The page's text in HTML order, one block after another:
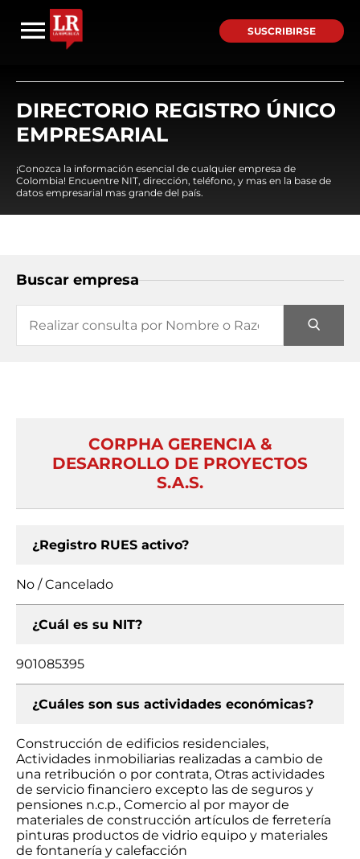
SUSCRIBIRSE
DIRECTORIO REGISTRO ÚNICO
EMPRESARIAL
¡Conozca la información esencial de cualquier empresa de
Colombia! Encuentre NIT, dirección, teléfono, y mas en la base de
datos empresarial mas grande del país.
Buscar empresa
CORPHA GERENCIA &
DESARROLLO DE PROYECTOS
S.A.S.
¿Registro RUES activo?
No / Cancelado
¿Cuál es su NIT?
901085395
¿Cuáles son sus actividades económicas?
Construcción de edificios residenciales,
Actividades inmobiliarias realizadas a cambio de
una retribución o por contrata, Otras actividades
de servicio financiero excepto las de seguros y
pensiones n.c.p., Comercio al por mayor de
materiales de construcción artículos de ferretería
pinturas productos de vidrio equipo y materiales
de fontanería y calefacción